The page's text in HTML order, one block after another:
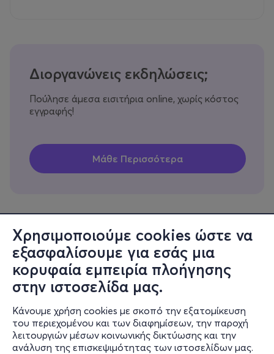
Χρησιμοποιούμε cookies ώστε να
εξασφαλίσουμε για εσάς μια
κορυφαία εμπειρία πλοήγησης
στην ιστοσελίδα μας.
Κάνουμε χρήση cookies με σκοπό την εξατομίκευση
του περιεχομένου και των διαφημίσεων, την παροχή
λειτουργιών μέσων κοινωνικής δικτύωσης και την
ανάλυση της επισκεψιμότητας των ιστοσελίδων μας.
Διοργανώνεις εκδηλώσεις;
Πούλησε άμεσα εισιτήρια online, χωρίς κόστος
εγγραφής!
Πληροφορίες
Υποστήριξη
Stay Connected